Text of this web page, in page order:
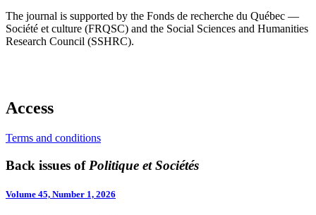
The journal is supported by the Fonds de recherche du Québec —
Société et culture (FRQSC) and the Social Sciences and Humanities
Research Council (SSHRC).
Access
Terms and conditions
Back issues of Politique et Sociétés
Volume 45, Number 1, 2026